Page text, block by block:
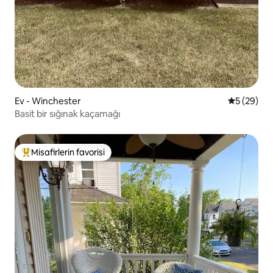
Ev - Winchester 55 (29)
Basit bir sığınak kaçamağı
Misafirlerin favorilerinden en beğenilenler arasında
Misafirlerin favorisi